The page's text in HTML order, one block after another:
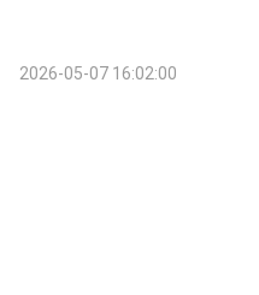
2026-05-07 16:02:00